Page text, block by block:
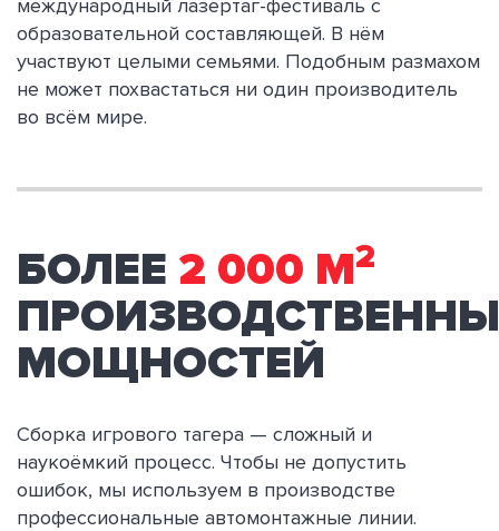
международный лазертаг-фестиваль с
образовательной составляющей. В нём
участвуют целыми семьями. Подобным размахом
не может похвастаться ни один производитель
во всём мире.
БОЛЕЕ 2 000 М2
МОЩНОСТЕЙ
Сборка игрового тагера — сложный и
наукоёмкий процесс. Чтобы не допустить
ошибок, мы используем в производстве
профессиональные автомонтажные линии.